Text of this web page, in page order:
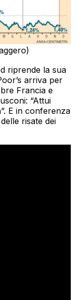
riprende la sua
arriva per
Francia e
“Attui
E in conferenza
risate dei